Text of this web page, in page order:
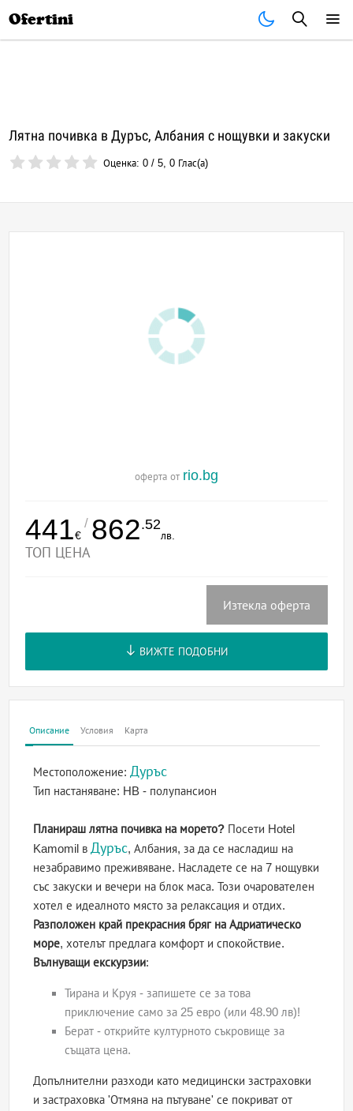
Ofertini
Лятна почивка в Дуръс, Албания с нощувки и закуски
Оценка:0 /5,0 Глас(а)
оферта от rio.bg
441€
/ 862.52
лв.
ТОП ЦЕНА
Изтекла оферта
ВИЖТЕ ПОДОБНИ
Описание Условия Карта
Местоположение: Дуръс
Тип настаняване: HB - полупансион
Планираш лятна почивка на морето? Посети Hotel
Kamomil в Дуръс, Албания, за да се насладиш на
незабравимо преживяване. Насладете се на 7 нощувки
със закуски и вечери на блок маса. Този очарователен
хотел е идеалното място за релаксация и отдих.
Разположен край прекрасния бряг на Адриатическо
море, хотелът предлага комфорт и спокойствие.
Вълнуващи екскурзии:
Тирана и Круя - запишете се за това
приключение само за 25 евро (или 48.90 лв)!
Берат - открийте културното съкровище за
същата цена.
Допълнителни разходи като медицински застраховки
и застраховка 'Отмяна на пътуване' се покриват от